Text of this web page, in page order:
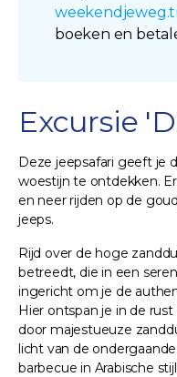
boeken en
Excursie
Deze jeepsafari geeft je
woestijn te ontdekken.
en neer rijden op de
jeeps.
Rijd over de hoge
betreedt, die in een
ingericht om je de
Hier ontspan je in de
door majestueuze
licht van de
barbecue in Arabische